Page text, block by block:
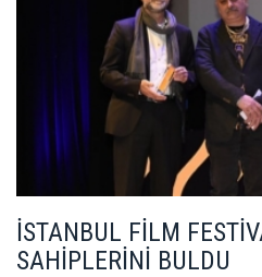
İSTANBUL FİLM
SAHİPLERİNİ BULDU